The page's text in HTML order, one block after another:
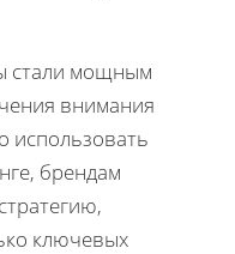
стали мощным
внимания
использовать
брендам
ключевых